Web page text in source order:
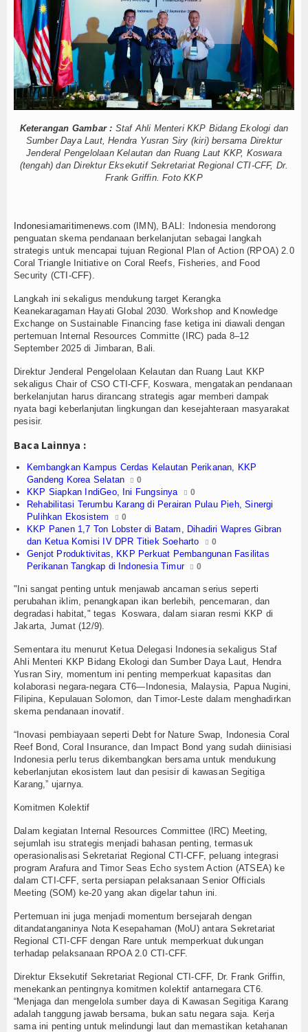
Hankam
Hukum
Internasional
Kelautan dan Perikanan
Kesehatan
Khazanah
Maritim
Nasional
News
Olahraga
Perhubungan
Religi
Opini
Pelabuhan
Seni & Budaya
Sorot
Tauziah
Wisata
Channel
Esensi Perlindungan Nyawa
Pemindai Peti Kemas Ekspor
Kelola
Belitung
Nelayan Merah Putih
Publik Lawan Pinjol Ilegal
IPC TPK-Kejari Jakut Perpanjang Kerja Sama Hukum
5 Motor Harley Pretelan dari China Diselundupkan Lewat Tanjung Priok
Esensi Perlindungan Nyawa
Pemindai Peti Kemas Ekspor
Keterangan Gambar : Staf Ahli Menteri KKP Bidang Ekologi dan
Sumber Daya Laut, Hendra Yusran Siry (kiri) bersama Direktur
Jenderal Pengelolaan Kelautan dan Ruang Laut KKP, Koswara
(tengah) dan Direktur Eksekutif Sekretariat Regional CTI-CFF, Dr.
Frank Griffin. Foto KKP
Indonesiamaritimenews.com (IMN), BALI: Indonesia mendorong
penguatan skema pendanaan berkelanjutan sebagai langkah
strategis untuk mencapai tujuan Regional Plan of Action (RPOA) 2.0
Coral Triangle Initiative on Coral Reefs, Fisheries, and Food
Security (CTI-CFF).
Langkah ini sekaligus mendukung target Kerangka
Keanekaragaman Hayati Global 2030. Workshop and Knowledge
Exchange on Sustainable Financing fase ketiga ini diawali dengan
pertemuan Internal Resources Committe (IRC) pada 8–12
September 2025 di Jimbaran, Bali.
Direktur Jenderal Pengelolaan Kelautan dan Ruang Laut KKP
sekaligus Chair of CSO CTI-CFF, Koswara, mengatakan pendanaan
berkelanjutan harus dirancang strategis agar memberi dampak
nyata bagi keberlanjutan lingkungan dan kesejahteraan masyarakat
pesisir.
Baca Lainnya :
Kembangkan Kampus Cerdas Kelautan Perikanan, KKP
Gandeng Korea Selatan
0
KKP Siapkan IndiGeo, Ini Fungsinya 0
Rehabilitasi Terumbu Karang di Perairan Pulau Pieh, Sinergi
Pulihkan Ekosistem
0
KKP Panen 1,7 Ton Lobster di Batam, Dihadiri Wapres Gibran
dan Ketua Komisi IV DPR Titiek Soeharto
0
Genjot Produktivitas, KKP Perkuat Pembangunan Fasilitas
Perikanan Tangkap di Indonesia Timur
0
"Ini sangat penting untuk menjawab ancaman serius seperti
perubahan iklim, penangkapan ikan berlebih, pencemaran, dan
degradasi habitat," tegas Koswara, dalam siaran resmi KKP di
Jakarta, Jumat (12/9).
Sementara itu menurut Ketua Delegasi Indonesia sekaligus Staf
Ahli Menteri KKP Bidang Ekologi dan Sumber Daya Laut, Hendra
Yusran Siry, momentum ini penting memperkuat kapasitas dan
kolaborasi negara-negara CT6—Indonesia, Malaysia, Papua Nugini,
Filipina, Kepulauan Solomon, dan Timor-Leste dalam menghadirkan
skema pendanaan inovatif.
“Inovasi pembiayaan seperti Debt for Nature Swap, Indonesia Coral
Reef Bond, Coral Insurance, dan Impact Bond yang sudah diinisiasi
Indonesia perlu terus dikembangkan bersama untuk mendukung
keberlanjutan ekosistem laut dan pesisir di kawasan Segitiga
Karang,” ujarnya.
Komitmen Kolektif
Dalam kegiatan Internal Resources Committee (IRC) Meeting,
sejumlah isu strategis menjadi bahasan penting, termasuk
operasionalisasi Sekretariat Regional CTI-CFF, peluang integrasi
program Arafura and Timor Seas Echo system Action (ATSEA) ke
dalam CTI-CFF, serta persiapan pelaksanaan Senior Officials
Meeting (SOM) ke-20 yang akan digelar tahun ini.
Pertemuan ini juga menjadi momentum bersejarah dengan
ditandatanganinya Nota Kesepahaman (MoU) antara Sekretariat
Regional CTI-CFF dengan Rare untuk memperkuat dukungan
terhadap pelaksanaan RPOA 2.0 CTI-CFF.
Direktur Eksekutif Sekretariat Regional CTI-CFF, Dr. Frank Griffin,
menekankan pentingnya komitmen kolektif antarnegara CT6.
“Menjaga dan mengelola sumber daya di Kawasan Segitiga Karang
adalah tanggung jawab bersama, bukan satu negara saja. Kerja
sama ini penting untuk melindungi laut dan memastikan ketahanan